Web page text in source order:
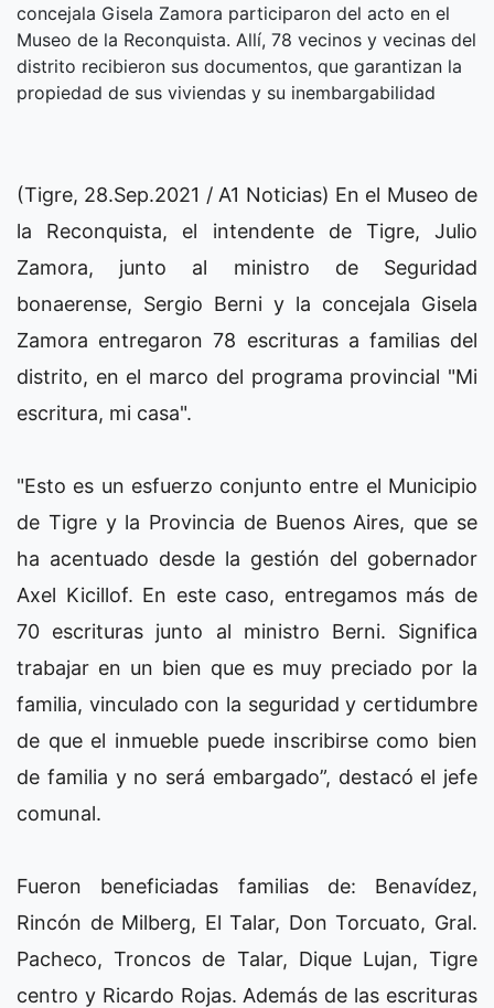
concejala Gisela Zamora participaron del acto en el
Museo de la Reconquista. Allí, 78 vecinos y vecinas del
distrito recibieron sus documentos, que garantizan la
propiedad de sus viviendas y su inembargabilidad
(Tigre, 28.Sep.2021 / A1 Noticias) En el Museo de
la Reconquista, el intendente de Tigre, Julio
Zamora, junto al ministro de Seguridad
bonaerense, Sergio Berni y la concejala Gisela
Zamora entregaron 78 escrituras a familias del
distrito, en el marco del programa provincial "Mi
escritura, mi casa".
"Esto es un esfuerzo conjunto entre el Municipio
de Tigre y la Provincia de Buenos Aires, que se
ha acentuado desde la gestión del gobernador
Axel Kicillof. En este caso, entregamos más de
70 escrituras junto al ministro Berni. Significa
trabajar en un bien que es muy preciado por la
familia, vinculado con la seguridad y certidumbre
de que el inmueble puede inscribirse como bien
de familia y no será embargado”, destacó el jefe
comunal.
Fueron beneficiadas familias de: Benavídez,
Rincón de Milberg, El Talar, Don Torcuato, Gral.
Pacheco, Troncos de Talar, Dique Lujan, Tigre
centro y Ricardo Rojas. Además de las escrituras